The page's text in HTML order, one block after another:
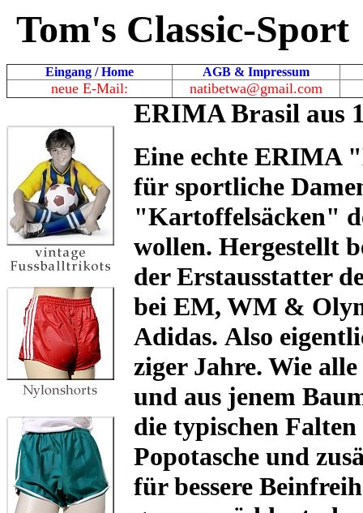
Tom's Classic-Sport
Eingang / Home AGB & Impressum
neue E-Mail: natibetwa@gmail.com
ERIMA Brasil aus
Eine echte ERIMA
für sportliche
"Kartoffelsäcken"
wollen. Hergestellt
der Erstausstatter
bei EM, WM &
Adidas. Also
ziger Jahre. Wie
und aus jenem
die typischen
Popotasche und
für bessere